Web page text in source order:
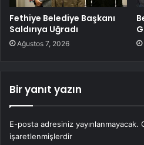
Fethiye Belediye Başkanı
Saldırıya Uğradı
Ağustos 7, 2026
Bir yanıt yazın
E-posta adresiniz yayınlanmayacak.
işaretlenmişlerdir